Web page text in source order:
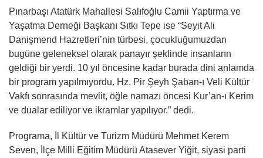
Pınarbaşı Atatürk Mahallesi Salıfoğlu Camii Yaptırma ve
Yaşatma Derneği Başkanı Sıtkı Tepe ise “Seyit Ali
Danişmend Hazretleri’nin türbesi, çocukluğumuzdan
bugüne geleneksel olarak panayır şeklinde insanların
geldiği bir yerdi. 10 yıl öncesine kadar burada dini anlamda
bir program yapılmıyordu. Hz. Pir Şeyh Şaban-ı Veli Kültür
Vakfı sonrasında mevlit, öğle namazı öncesi Kur’an-ı Kerim
ve dualar ediliyor ve ikramlar yapılıyor.” dedi.
Programa, İl Kültür ve Turizm Müdürü Mehmet Kerem
Seven, İlçe Milli Eğitim Müdürü Atasever Yiğit, siyasi parti